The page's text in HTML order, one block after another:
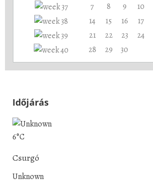
7
8 9 10
14
15 16 17
21
22 23 24
28
29 30
Időjárás
6°C
Csurgó
Unknown